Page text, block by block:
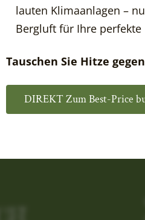
lauten Klimaanlagen –
Bergluft für Ihre perfekte
Tauschen Sie Hitze
DIREKT Zum Best-Price